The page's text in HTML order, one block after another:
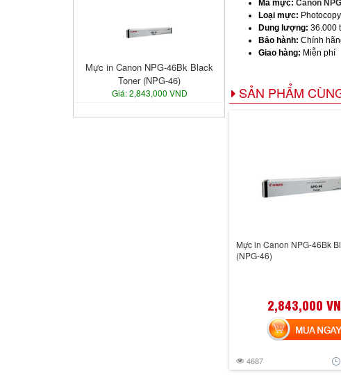
Mực in Canon NPG-46Bk Black
Toner (NPG-46)
Giá: 2,843,000 VND
Mã mực: Canon
Loại mực:
Dung lượng: 36.000
Bảo hành: Chính
Giao hàng: Miễn phí
SẢN PHẨM
Mực in Canon NPG-46Bk
(NPG-46)
2,843,000
4687
MUA NGAY